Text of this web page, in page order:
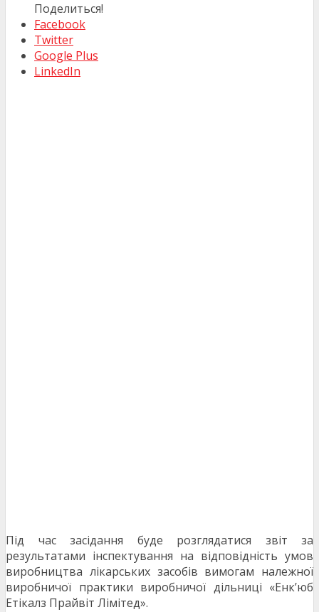
Поделиться!
Facebook
Twitter
Google Plus
LinkedIn
Під час засідання буде розглядатися звіт за
результатами інспектування на відповідність умов
виробництва лікарських засобів вимогам належної
виробничої практики виробничої дільниці «Енк’юб
Етікалз Прайвіт Лімітед».